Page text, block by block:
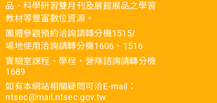
品、科學研習雙月刊及展館展品之學習
教材等豐富數位資源。
團體參觀預約洽詢請轉分機1515/
場地使用洽詢請轉分機1606、1516
實驗室課程、學程、營隊諮詢請轉分機
1689
如有本網站相關疑問可洽E-mail：
ntsec@mail.ntsec.gov.tw